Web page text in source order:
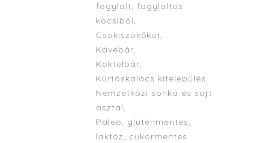
fagylalt, fagylaltos
kocsiból,
Csokiszökőkút,
Kávébár,
Koktélbár,
Kürtöskalács kitelepülés,
Nemzetközi sonka és sajt
asztal,
Paleo, gluténmentes,
laktóz, cukormentes